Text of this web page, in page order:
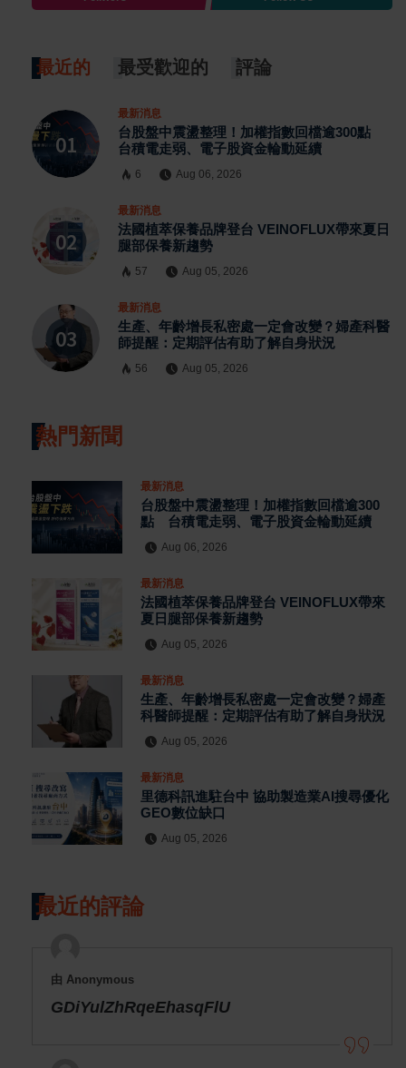
最近的 最受歡迎的 評論
最新消息
台股盤中震盪整理！加權指數回檔逾300點
台積電走弱、電子股資金輪動延續
6 Aug 06, 2026
最新消息
法國植萃保養品牌登台 VEINOFLUX帶來夏日
腿部保養新趨勢
57 Aug 05, 2026
最新消息
生產、年齡增長私密處一定會改變？婦產科醫
師提醒：定期評估有助了解自身狀況
56 Aug 05, 2026
熱門新聞
最新消息
台股盤中震盪整理！加權指數回檔逾300
點 台積電走弱、電子股資金輪動延續
Aug 06, 2026
最新消息
法國植萃保養品牌登台 VEINOFLUX帶來
夏日腿部保養新趨勢
Aug 05, 2026
最新消息
生產、年齡增長私密處一定會改變？婦產
科醫師提醒：定期評估有助了解自身狀況
Aug 05, 2026
最新消息
里德科訊進駐台中 協助製造業AI搜尋優化
GEO數位缺口
Aug 05, 2026
最近的評論
由 Anonymous
GDiYulZhRqeEhasqFlU